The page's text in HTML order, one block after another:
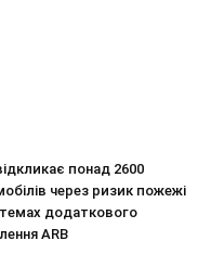
понад 2600
через ризик пожежі
додаткового
ARB